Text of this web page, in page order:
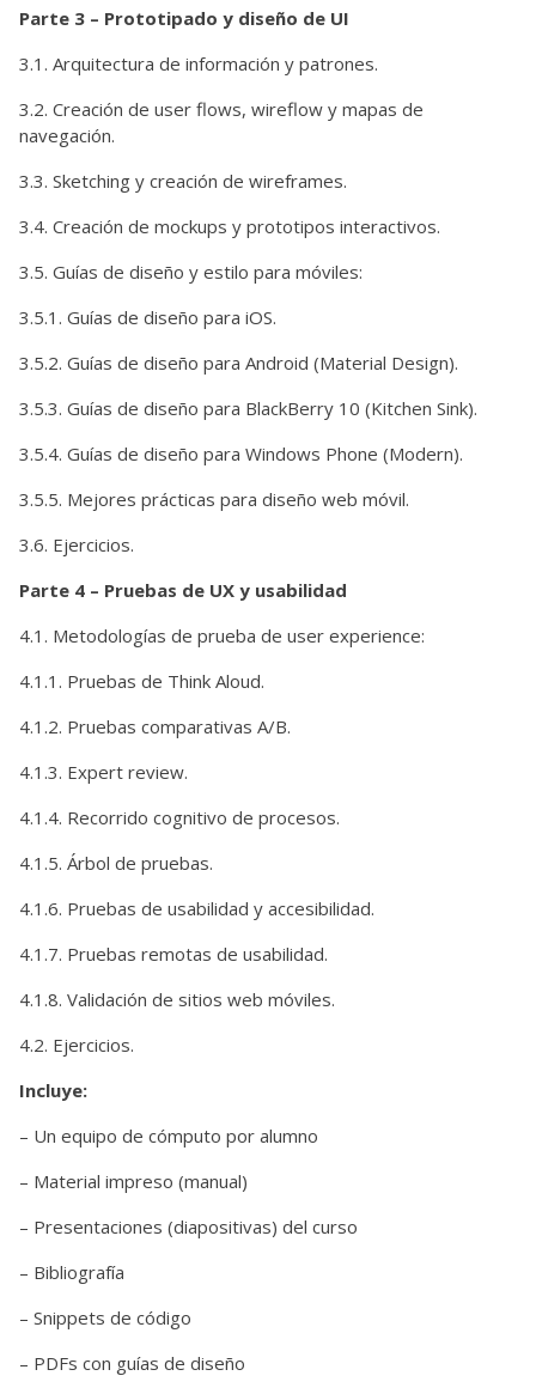
Parte 3 – Prototipado y diseño de UI
3.1. Arquitectura de información y patrones.
3.2. Creación de user flows, wireflow y mapas de
navegación.
3.3. Sketching y creación de wireframes.
3.4. Creación de mockups y prototipos interactivos.
3.5. Guías de diseño y estilo para móviles:
3.5.1. Guías de diseño para iOS.
3.5.2. Guías de diseño para Android (Material Design).
3.5.3. Guías de diseño para BlackBerry 10 (Kitchen Sink).
3.5.4. Guías de diseño para Windows Phone (Modern).
3.5.5. Mejores prácticas para diseño web móvil.
3.6. Ejercicios.
Parte 4 – Pruebas de UX y usabilidad
4.1. Metodologías de prueba de user experience:
4.1.1. Pruebas de Think Aloud.
4.1.2. Pruebas comparativas A/B.
4.1.3. Expert review.
4.1.4. Recorrido cognitivo de procesos.
4.1.5. Árbol de pruebas.
4.1.6. Pruebas de usabilidad y accesibilidad.
4.1.7. Pruebas remotas de usabilidad.
4.1.8. Validación de sitios web móviles.
4.2. Ejercicios.
Incluye:
– Un equipo de cómputo por alumno
– Material impreso (manual)
– Presentaciones (diapositivas) del curso
– Bibliografía
– Snippets de código
– PDFs con guías de diseño